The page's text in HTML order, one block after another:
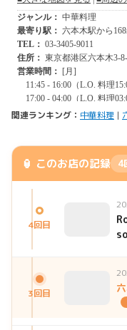
関連ランキング： 中華料理 |
🏮 このお店の記録 4
4回目
3回目